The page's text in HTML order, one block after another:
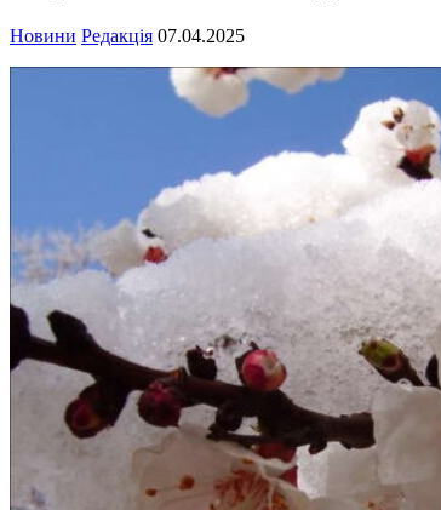
Новини Редакція 07.04.2025